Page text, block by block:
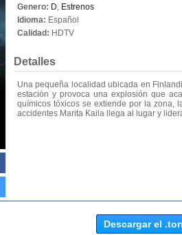
Genero: D, Estrenos
Idioma: Español
Calidad: HDTV
Detalles
Una pequeña localidad ubicada en
estación y provoca una explosión que
químicos tóxicos se extiende por la zona,
accidentes Marita Kaila llega al lugar y
Descargar el